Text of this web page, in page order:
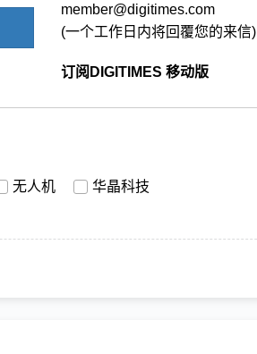
member@digitimes.com
(一个工作日内将回覆您的来信)
订阅DIGITIMES 移动版
无人机 华晶科技